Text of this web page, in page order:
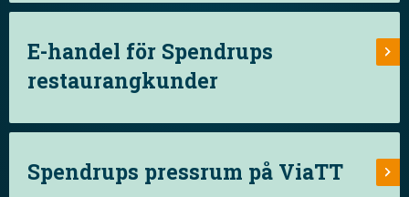
E-handel för Spendrups
restaurangkunder
Spendrups pressrum på ViaTT